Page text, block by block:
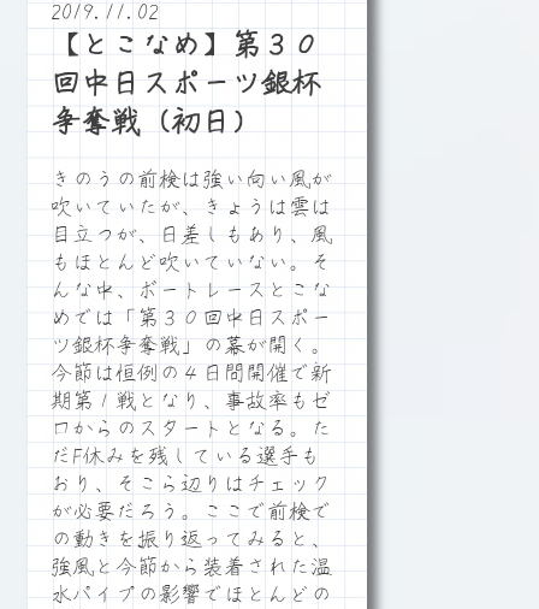
2019.11.02
【とこなめ】第３０
回中日スポーツ銀杯
争奪戦（初日）
きのうの前検は強い向い風が
吹いていたが、きょうは雲は
目立つが、日差しもあり、風
もほとんど吹いていない。そ
んな中、ボートレースとこな
めでは「第３０回中日スポー
ツ銀杯争奪戦」の幕が開く。
今節は恒例の４日間開催で新
期第１戦となり、事故率もゼ
ロからのスタートとなる。た
だF休みを残している選手も
おり、そこら辺りはチェック
が必要だろう。ここで前検で
の動きを振り返ってみると、
強風と今節から装着された温
水パイプの影響でほとんどの